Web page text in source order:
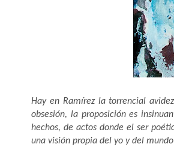
Hay en Ramírez la torrencial
obsesión, la proposición es
hechos, de actos donde el ser
una visión propia del yo y del